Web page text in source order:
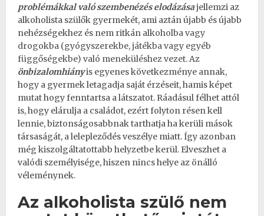
problémákkal való szembenézés elodázásajellemzi az
alkoholista szülők gyermekét, ami aztán újabb és újabb
nehézségekhez és nem ritkán alkoholba vagy
drogokba (gyógyszerekbe, játékba vagy egyéb
függőségekbe) való meneküléshez vezet. Az
önbizalomhiányis egyenes következménye annak,
hogy a gyermek letagadja saját érzéseit, hamis képet
mutat hogy fenntartsa a látszatot. Ráadásul félhet attól
is, hogy elárulja a családot, ezért folyton résen kell
lennie, biztonságosabbnak tarthatja ha kerüli mások
társaságát, a lelepleződés veszélye miatt. Így azonban
még kiszolgáltatottabb helyzetbe kerül. Elveszhet a
valódi személyisége, hiszen nincs helye az önálló
véleménynek.
Az alkoholista szülő nem